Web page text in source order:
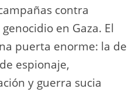
contra
en Gaza. El
puerta enorme: la de
espionaje,
y guerra sucia